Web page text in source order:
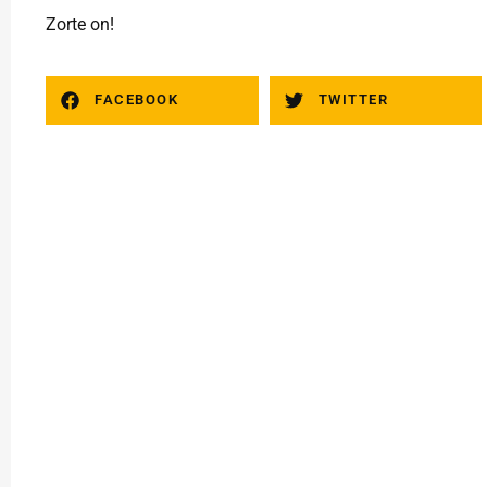
Zorte on!
FACEBOOK TWITTER